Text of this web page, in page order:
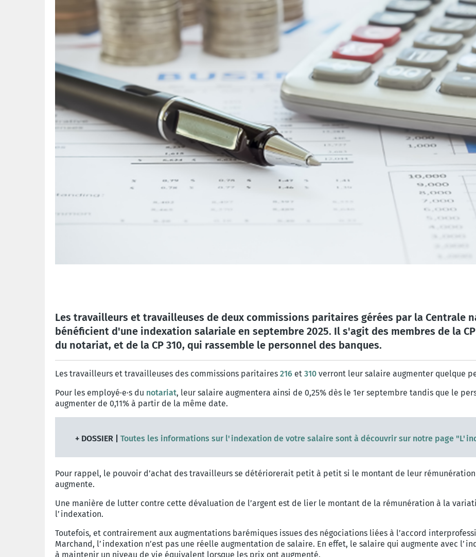
Les travailleurs et travailleuses de deux commissions paritaires gérées par la Centrale
bénéficient d'une indexation salariale en septembre 2025. Il s'agit des membres de la CP
du notariat, et de la CP 310, qui rassemble le personnel des banques.
Les travailleurs et travailleuses des commissions paritaires 216 et 310 verront leur salaire augmenter quelque
Pour les employé·e·s du notariat, leur salaire augmentera ainsi de 0,25% dès le 1er septembre tandis que le
augmenter de 0,11% à partir de la même date.
+ DOSSIER | Toutes les informations sur l'indexation de votre salaire sont à découvrir sur notre page
Pour rappel, le pouvoir d’achat des travailleurs se détériorerait petit à petit si le montant de leur
augmente.
Une manière de lutter contre cette dévaluation de l’argent est de lier le montant de la rémunération à la
l’indexation.
Toutefois, et contrairement aux augmentations barémiques issues des négociations liées à l’accord
Marchand, l’indexation n’est pas une réelle augmentation de salaire. En effet, le salaire qui augmente avec
à maintenir un niveau de vie équivalent lorsque les prix ont augmenté.